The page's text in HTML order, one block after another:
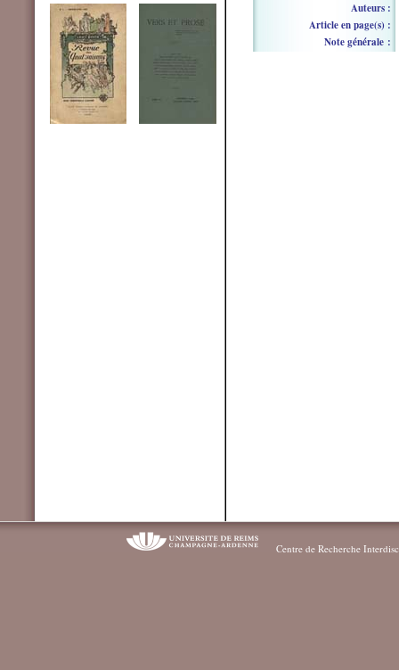
Auteurs :
Article en page(s) :
Note générale :
Centre de Recherche